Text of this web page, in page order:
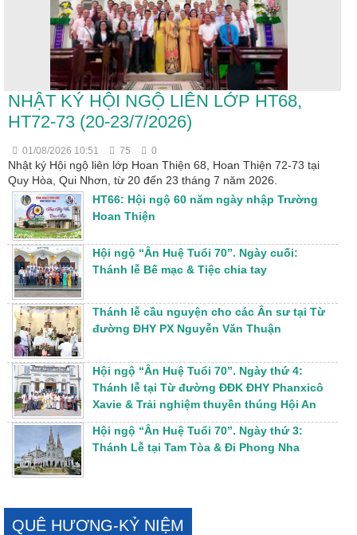
NHẬT KÝ HỘI NGỘ LIÊN LỚP HT68,
HT72-73 (20-23/7/2026)
01/08/2026 10:51 75 0
Nhật ký Hội ngộ liên lớp Hoan Thiện 68, Hoan Thiện 72-73 tại
Quy Hòa, Qui Nhơn, từ 20 đến 23 tháng 7 năm 2026.
HT66: Hội ngộ 60 năm ngày nhập Trường
Hoan Thiện
Hội ngộ “Ân Huệ Tuổi 70”. Ngày cuối:
Thánh lễ Bế mạc & Tiệc chia tay
Thánh lễ cầu nguyện cho các Ân sư tại Từ
đường ĐHY PX Nguyễn Văn Thuận
Hội ngộ “Ân Huệ Tuổi 70”. Ngày thứ 4:
Thánh lễ tại Từ đường ĐĐK ĐHY Phanxicô
Xavie & Trải nghiệm thuyền thúng Hội An
Hội ngộ “Ân Huệ Tuổi 70”. Ngày thứ 3:
Thánh Lễ tại Tam Tòa & Đi Phong Nha
QUÊ HƯƠNG-KỶ NIỆM